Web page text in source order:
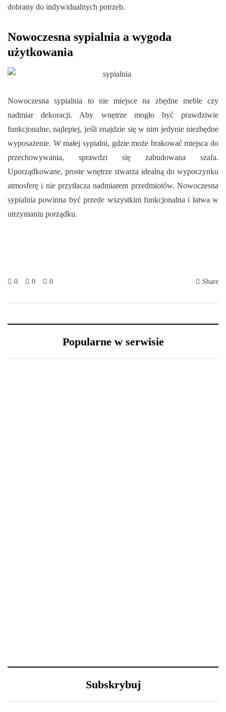
dobrany do indywidualnych potrzeb.
Nowoczesna sypialnia a wygoda
użytkowania
Nowoczesna sypialnia to nie miejsce na zbędne meble czy
nadmiar dekoracji. Aby wnętrze mogło być prawdziwie
funkcjonalne, najlepiej, jeśli znajdzie się w nim jedynie niezbędne
wyposażenie. W małej sypialni, gdzie może brakować miejsca do
przechowywania, sprawdzi się zabudowana szafa.
Uporządkowane, proste wnętrze stwarza idealną do wypoczynku
atmosferę i nie przytłacza nadmiarem przedmiotów. Nowoczesna
sypialnia powinna być przede wszystkim funkcjonalna i łatwa w
utrzymaniu porządku.
0 0 0 Share
Popularne w serwisie
sylwestrowe – jak
Tobą? 5 wskazówek, aby
przetrwać ją w dobrej
kondycji
Subskrybuj